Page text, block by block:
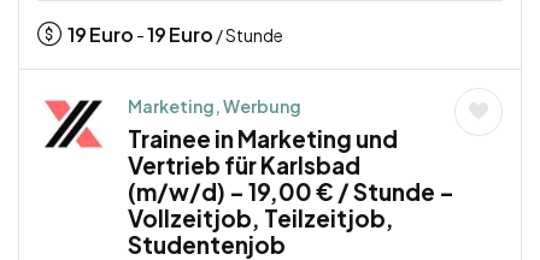
19Euro -19Euro / Stunde
Marketing, Werbung
Trainee in Marketing und
Vertrieb für Karlsbad
(m/w/d) – 19,00 € / Stunde –
Vollzeitjob, Teilzeitjob,
Studentenjob